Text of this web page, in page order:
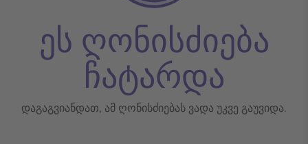
ეს ღონისძიება
ჩატარდა
დაგაგვიანდათ, ამ ღონისძიებას ვადა უკვე გაუვიდა.